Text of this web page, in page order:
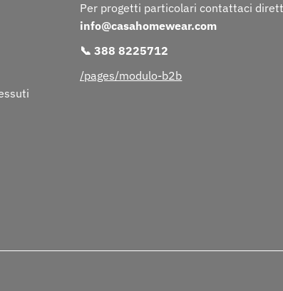
Per progetti particolari contattaci
info@casahomewear.com
📞 388 8225712
/pages/modulo-b2b